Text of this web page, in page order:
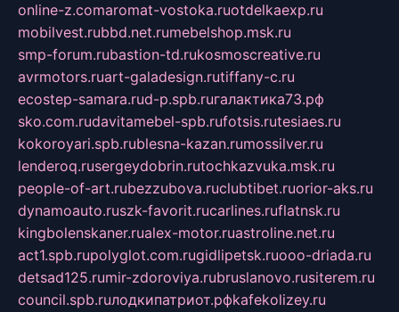
online-z.comaromat-vostoka.ruotdelkaexp.ru
mobilvest.rubbd.net.rumebelshop.msk.ru
smp-forum.rubastion-td.rukosmoscreative.ru
avrmotors.ruart-galadesign.rutiffany-c.ru
ecostep-samara.rud-p.spb.ruгалактика73.рф
sko.com.rudavitamebel-spb.rufotsis.rutesiaes.ru
kokoroyari.spb.rublesna-kazan.rumossilver.ru
lenderoq.rusergeydobrin.rutochkazvuka.msk.ru
people-of-art.rubezzubova.ruclubtibet.ruorior-aks.ru
dynamoauto.ruszk-favorit.rucarlines.ruflatnsk.ru
kingbolenskaner.rualex-motor.ruastroline.net.ru
act1.spb.rupolyglot.com.rugidlipetsk.ruooo-driada.ru
detsad125.rumir-zdoroviya.rubruslanovo.rusiterem.ru
council.spb.ruлодкипатриот.рфkafekolizey.ru